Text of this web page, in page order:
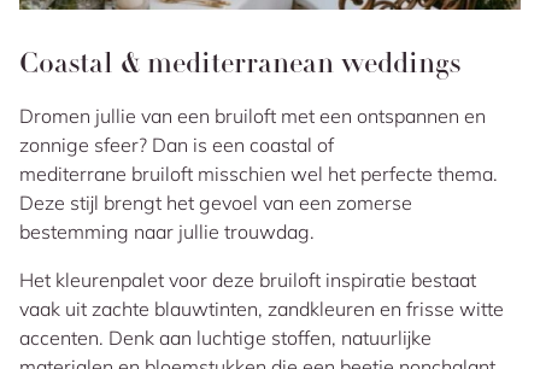
Coastal & mediterranean weddings
Dromen jullie van een bruiloft met een ontspannen en
zonnige sfeer? Dan is een coastal of
mediterrane bruiloft misschien wel het perfecte thema.
Deze stijl brengt het gevoel van een zomerse
bestemming naar jullie trouwdag.
Het kleurenpalet voor deze bruiloft inspiratie bestaat
vaak uit zachte blauwtinten, zandkleuren en frisse witte
accenten. Denk aan luchtige stoffen, natuurlijke